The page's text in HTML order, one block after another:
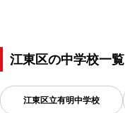
江東区の中学校一覧
江東区立有明中学校